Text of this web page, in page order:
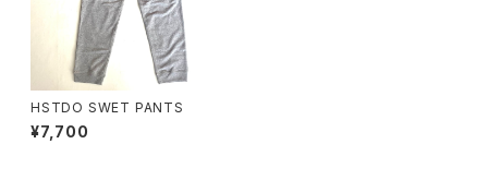
HSTDO SWET PANTS
¥7,700